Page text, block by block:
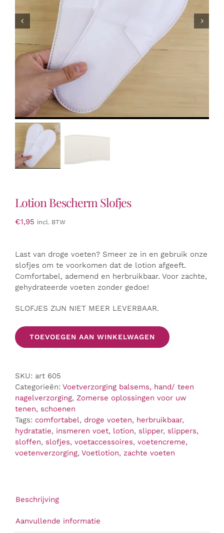
Lotion Bescherm Slofjes
€1,95 incl. BTW
Last van droge voeten? Smeer ze in en gebruik onze
slofjes om te voorkomen dat de lotion afgeeft.
Comfortabel, ademend en herbruikbaar. Voor zachte,
gehydrateerde voeten zonder gedoe!
SLOFJES ZIJN NIET MEER LEVERBAAR.
TOEVOEGEN AAN WINKELWAGEN
SKU: art 605
Categorieën: Voetverzorging balsems, hand/ teen
nagelverzorging, Zomerse oplossingen voor uw
tenen, schoenen
Tags: comfortabel, droge voeten, herbruikbaar,
hydratatie, insmeren voet, lotion, slipper, slippers,
sloffen, slofjes, voetaccessoires, voetencreme,
voetenverzorging, Voetlotion, zachte voeten
Beschrijving
Aanvullende informatie